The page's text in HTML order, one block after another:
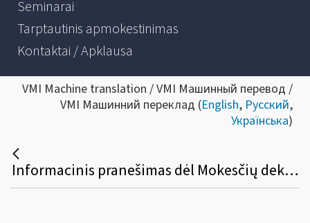
Seminarai
Tarptautinis apmokestinimas
Kontaktai / Apklausa
VMI Machine translation / VMI Машинный перевод /
VMI Машинний переклад (English, Русский,
Українська)
Informacinis pranešimas dėl Mokesčių deklaracijų pateikimo, jų pateikimo termino pratęsimo ir mokesčių mokėtojų laikino atleidimo nuo mokesčių deklaracijų ir (arba) kitų teisės aktuose nurodytų dokumentų pateikimo taisyklių pakeitimo